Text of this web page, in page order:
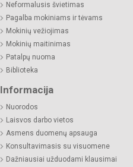
Neformalusis švietimas
Pagalba mokiniams ir tėvams
Mokinių vežiojimas
Mokinių maitinimas
Patalpų nuoma
Biblioteka
Informacija
Nuorodos
Laisvos darbo vietos
Asmens duomenų apsauga
Konsultavimasis su visuomene
Dažniausiai užduodami klausimai